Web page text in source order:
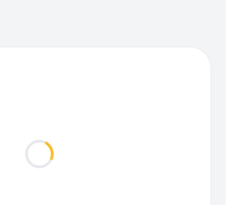
Loading...